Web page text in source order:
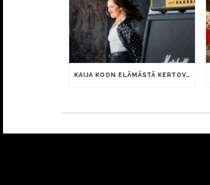
KAIJA KOON ELÄMÄSTÄ KERTOVAN KAUNIS RIETAS ONNELLINEN -ELOKUVAN TRAILER JULKI